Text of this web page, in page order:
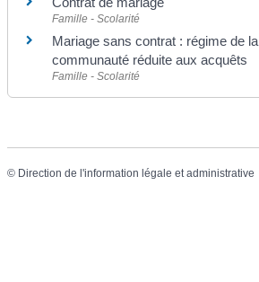
Famille - Scolarité
Mariage sans contrat : régime de la
communauté réduite aux acquêts
Famille - Scolarité
© Direction de l'information légale et administrative